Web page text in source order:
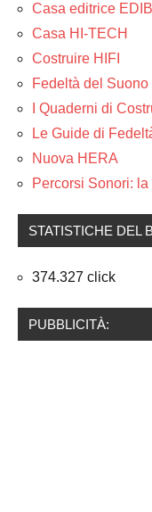
Casa editrice
Casa HI-TECH
Costruire HIFI
Fedeltà del Suono
I Quaderni di
Le Guide di
Nuova HERA
Percorsi Sonori:
STATISTICHE DEL
374.327 click
PUBBLICITÀ: